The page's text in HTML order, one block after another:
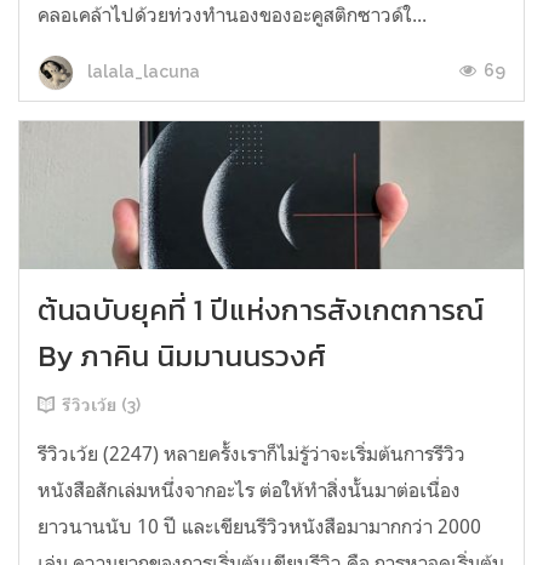
คลอเคล้าไปด้วยท่วงทำนองของอะคูสติกซาวด์ใ...
lalala_lacuna 69
ต้นฉบับยุคที่ 1 ปีแห่งการสังเกตการณ์
By ภาคิน นิมมานนรวงศ์
รีวิวเว้ย (3)
รีวิวเว้ย (2247) หลายครั้งเราก็ไม่รู้ว่าจะเริ่มต้นการรีวิว
หนังสือสักเล่มหนึ่งจากอะไร ต่อให้ทำสิ่งนั้นมาต่อเนื่อง
ยาวนานนับ 10 ปี และเขียนรีวิวหนังสือมามากกว่า 2000